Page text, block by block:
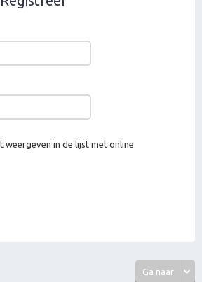
weergeven in de lijst met online
Ga naar